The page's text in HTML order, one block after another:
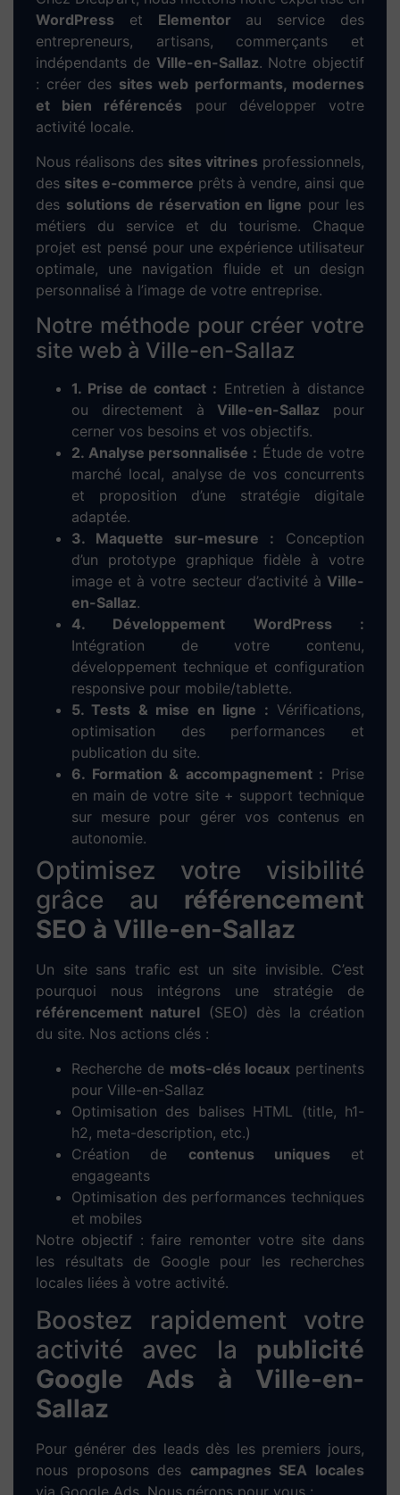
Dieup’art – Votre
agence web à Ville-en-
Sallaz, experte en
création de site internet
Confiez votre création de
site web à Ville-en-Sallaz
à une agence locale et
engagée
Chez Dieup’art, nous mettons notre expertise en
WordPress et Elementorau service des
entrepreneurs, artisans, commerçants et
indépendants deVille-en-Sallaz. Notre objectif
: créer dessites web performants, modernes
activité locale.
Nous réalisons dessites vitrinesprofessionnels,
dessites e-commerceprêts à vendre, ainsi que
métiers du service et du tourisme. Chaque
projet est pensé pour une expérience utilisateur
optimale, une navigation fluide et un design
personnalisé à l’image de votre entreprise.
Notre méthode pour créer votre
site web à Ville-en-Sallaz
1. Prise de contact :Entretien à distance
ou directement à Ville-en-Sallazpour
cerner vos besoins et vos objectifs.
marché local, analyse de vos concurrents
et proposition d’une stratégie digitale
adaptée.
3. Maquette sur-mesure : Conception
d’un prototype graphique fidèle à votre
en-Sallaz.
4. Développement WordPress :